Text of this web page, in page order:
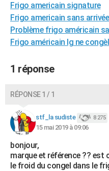
Alimentation
Guide de la santé
Maladies
Médicaments
Sommeil
VOYAGE
Destinations
City break
Voyage nature
Voyage de noces
Forum
Climat
+PHOTO
BONS PLANS
CARTE DE VOEUX
Carte de Noël
Carte Bonne année
Carte Saint-Valentin
Carte Pâques
Carte d'anniversaire
DICTIONNAIRE
Dictionnaire
Biographies
Citations
Expressions
Proverbes
COPAINS D'AVANT
Frigo americain signature
Frigo americain sans
Problème frigo américain
Frigo américain lg ne
1 réponse
RÉPONSE 1 / 1
stf_la sudiste 8 275
15 mai 2019 à 09:06
bonjour,
marque et référence ?? est
le froid du congel dans le